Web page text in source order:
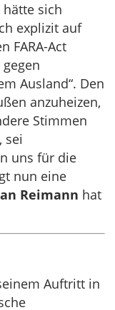
sich
explizit auf
FARA-Act
Ausland“. Den
anzuheizen,
Stimmen
sei
uns für die
nun eine
Reimann hat
Auftritt in